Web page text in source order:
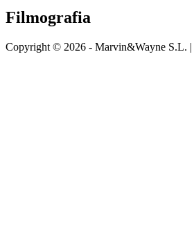
Filmografia
Copyright © 2026 - Marvin&Wayne S.L. |